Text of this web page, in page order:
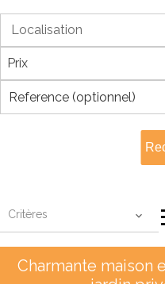
Localisation
Prix
Critères
Charmante maison